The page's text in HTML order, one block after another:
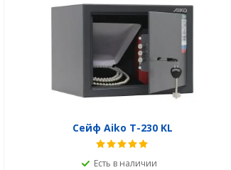
Сейф Aiko T-230 KL
Есть в наличии